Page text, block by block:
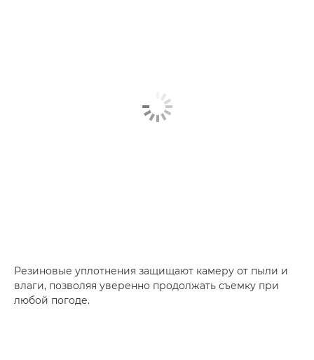
Резиновые уплотнения защищают камеру от пыли и
влаги, позволяя уверенно продолжать съемку при
любой погоде.